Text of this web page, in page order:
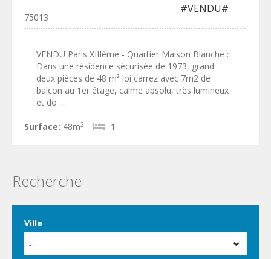
#VENDU#
75013
VENDU Paris XIIIème - Quartier Maison Blanche :
Dans une résidence sécurisée de 1973, grand
deux pièces de 48 m² loi carrez avec 7m2 de
balcon au 1er étage, calme absolu, très lumineux
et do ...
Surface: 48m2 1
Recherche
Ville
-